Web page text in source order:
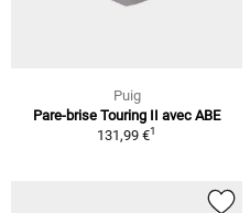
Puig
Pare-brise Touring II avec ABE
131,99 €1